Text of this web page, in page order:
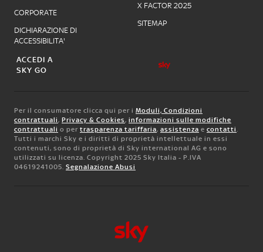
CORPORATE
DICHIARAZIONE DI
ACCESSIBILITA'
X FACTOR 2025
SITEMAP
ACCEDI A
SKY GO
Per il consumatore clicca qui per i Moduli, Condizioni
contrattuali, Privacy & Cookies, informazioni sulle modifiche
contrattuali o per trasparenza tariffaria, assistenza e contatti.
Tutti i marchi Sky e i diritti di proprietà intellettuale in essi
contenuti, sono di proprietà di Sky international AG e sono
utilizzati su licenza. Copyright 2025 Sky Italia - P.IVA
04619241005. Segnalazione Abusi